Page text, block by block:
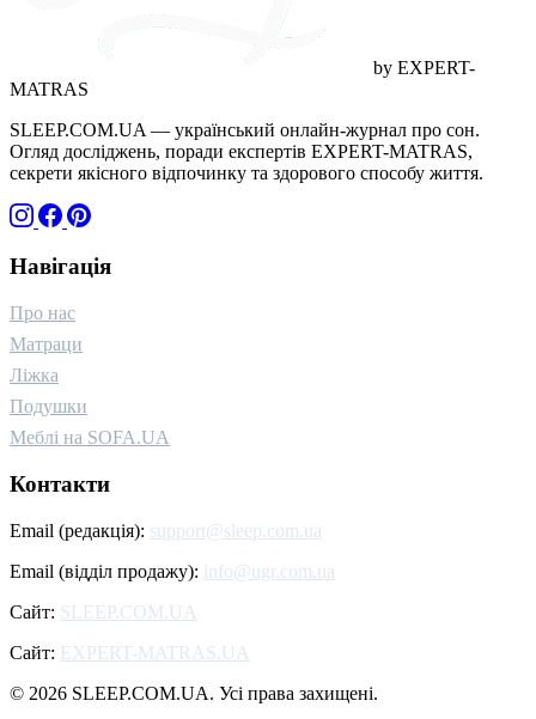
by EXPERT-
MATRAS
SLEEP.COM.UA — український онлайн-журнал про сон.
Огляд досліджень, поради експертів EXPERT-MATRAS,
секрети якісного відпочинку та здорового способу життя.
Навігація
Про нас
Матраци
Ліжка
Подушки
Меблі на SOFA.UA
Контакти
Email (редакція): support@sleep.com.ua
Email (відділ продажу): info@ugr.com.ua
Сайт: SLEEP.COM.UA
Сайт: EXPERT-MATRAS.UA
© 2026 SLEEP.COM.UA. Усі права захищені.